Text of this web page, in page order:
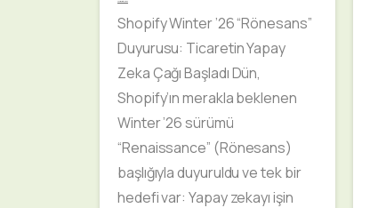
Shopify Winter ’26 “Rönesans”
Duyurusu: Ticaretin Yapay
Zeka Çağı Başladı Dün,
Shopify’ın merakla beklenen
Winter ’26 sürümü
“Renaissance” (Rönesans)
başlığıyla duyuruldu ve tek bir
hedefi var: Yapay zekayı işin